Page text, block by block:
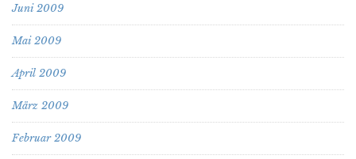
Juni 2009
Mai 2009
April 2009
März 2009
Februar 2009